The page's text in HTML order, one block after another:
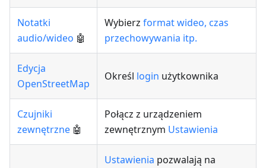
Notatki
audio/wideo 🤖
Wybierz format wideo, czas
przechowywania itp.
Edycja
OpenStreetMap
Określ login użytkownika
Czujniki
zewnętrzne 🤖
Połącz z urządzeniem
zewnętrznym Ustawienia
Ustawienia pozwalają na